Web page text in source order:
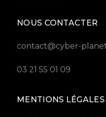
NOUS CONTACTER
contact@cyber-
03 21 55 01 09
MENTIONS LÉGALES